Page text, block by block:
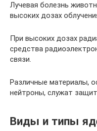
Лучевая болезнь
высоких дозах
При высоких дозах
средства
связи.
Различные материалы,
нейтроны, служат
Виды и типы